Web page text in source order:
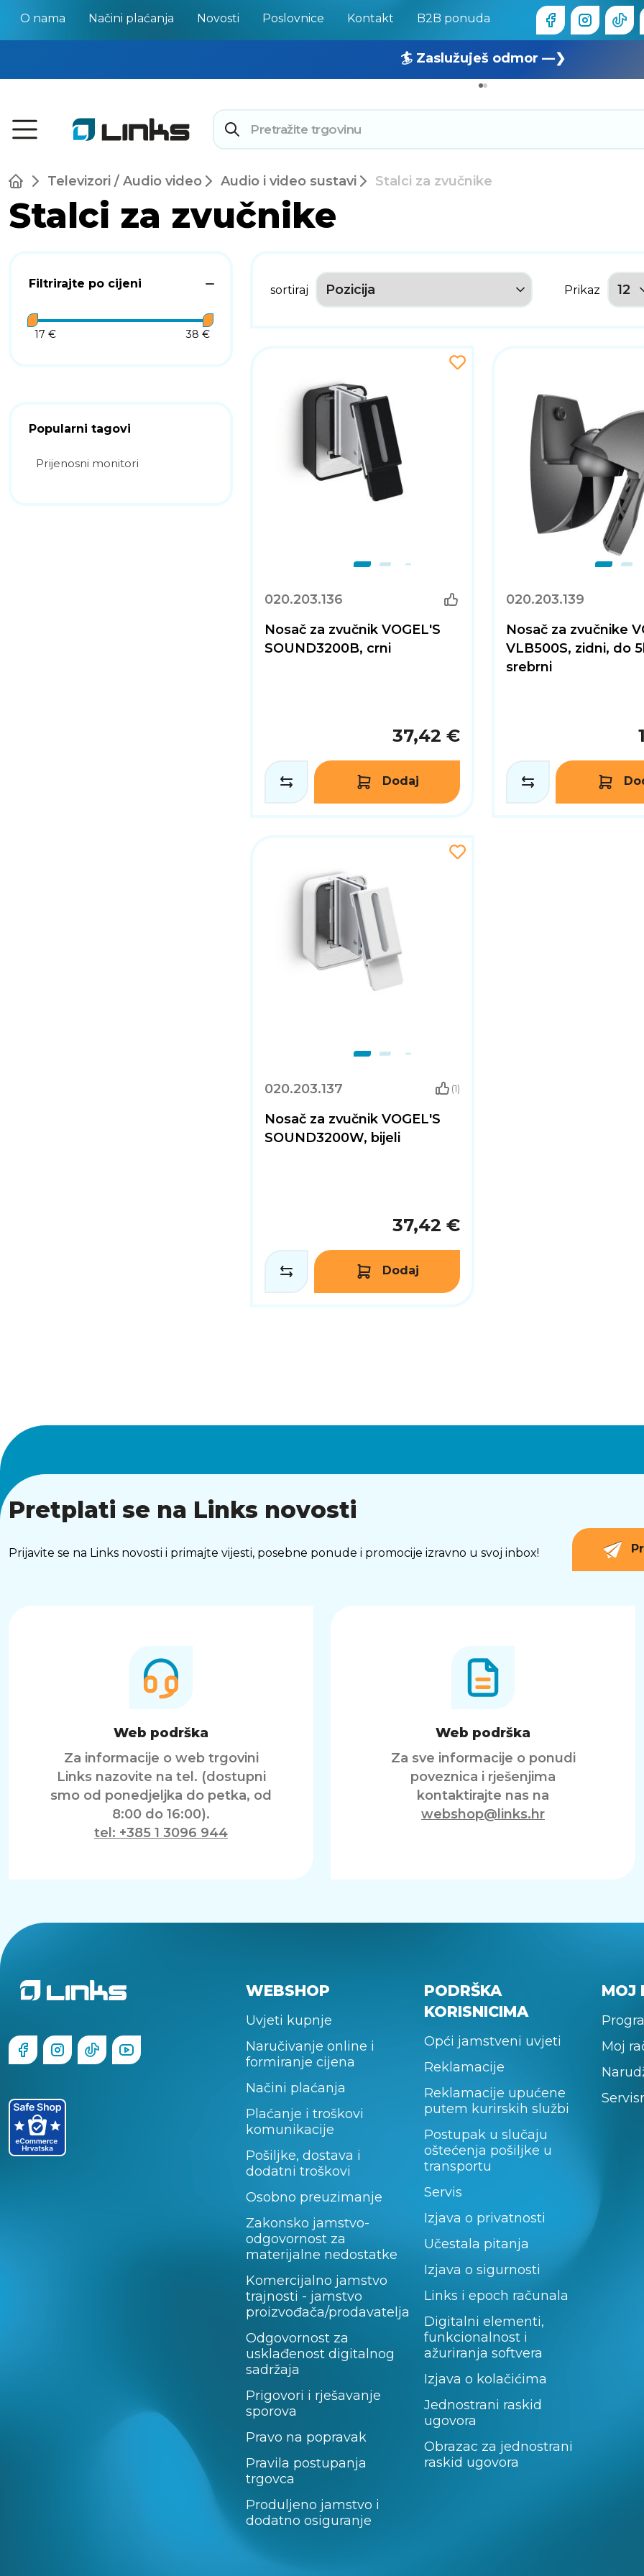
O nama Načini plaćanja Novosti Poslovnice Kontakt B2B ponuda
🏄 Zaslužuješ odmor —❯
🔥 OUTLET: TOTALNA RASPRODAJA —❯
Televizori / Audio video Audio i video sustavi Stalci za zvučnike
Stalci za zvučnike
Filtrirajte po cijeni
17 € 38 €
Popularni tagovi
Prijenosni monitori
sortiraj Prikaz
020.203.136
Nosač za zvučnik VOGEL'S
SOUND3200B, crni
37,42 €
Dodaj
020.203.139
Nosač za zvučnike
VLB500S, zidni, do
srebrni
020.203.137 (1)
Nosač za zvučnik VOGEL'S
SOUND3200W, bijeli
37,42 €
Dodaj
Pretplati se na Links novosti
Prijavite se na Links novosti i primajte vijesti, posebne ponude i promocije izravno u svoj inbox!
Web podrška
Za informacije o web trgovini
Links nazovite na tel. (dostupni
smo od ponedjeljka do petka, od
8:00 do 16:00).
tel: +385 1 3096 944
Web podrška
Za sve informacije o ponudi
poveznica i rješenjima
kontaktirajte nas na
webshop@links.hr
WEBSHOP
Uvjeti kupnje
Naručivanje online i
formiranje cijena
Načini plaćanja
Plaćanje i troškovi
komunikacije
Pošiljke, dostava i
dodatni troškovi
Osobno preuzimanje
Zakonsko jamstvo-
odgovornost za
materijalne nedostatke
Komercijalno jamstvo
trajnosti - jamstvo
proizvođača/prodavatelja
Odgovornost za
usklađenost digitalnog
sadržaja
Prigovori i rješavanje
sporova
Pravo na popravak
Pravila postupanja
trgovca
Produljeno jamstvo i
dodatno osiguranje
PODRŠKA
KORISNICIMA
Opći jamstveni uvjeti
Reklamacije
Reklamacije upućene
putem kurirskih službi
Postupak u slučaju
oštećenja pošiljke u
transportu
Servis
Izjava o privatnosti
Učestala pitanja
Izjava o sigurnosti
Links i epoch računala
Digitalni elementi,
funkcionalnost i
ažuriranja softvera
Izjava o kolačićima
Jednostrani raskid
ugovora
Obrazac za jednostrani
raskid ugovora
MOJ
Moj